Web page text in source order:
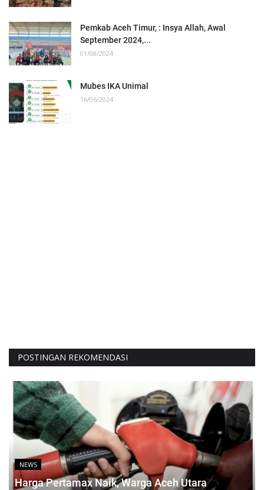
Pemkab Aceh Timur, : Insya Allah, Awal
September 2024,...
01/08/2024
Mubes IKA Unimal
16/06/2024
POSTINGAN REKOMENDASI
NEWS
Harga Pertamax Naik, Warga Aceh Utara